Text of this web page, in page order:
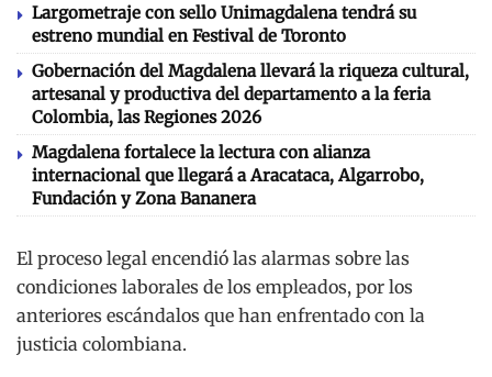
Largometraje con sello Unimagdalena tendrá su
estreno mundial en Festival de Toronto
Gobernación del Magdalena llevará la riqueza cultural,
artesanal y productiva del departamento a la feria
Colombia, las Regiones 2026
Magdalena fortalece la lectura con alianza
internacional que llegará a Aracataca, Algarrobo,
Fundación y Zona Bananera
El proceso legal encendió las alarmas sobre las
condiciones laborales de los empleados, por los
anteriores escándalos que han enfrentado con la
justicia colombiana.